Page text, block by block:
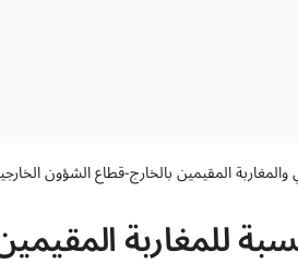
والمغاربة المقيمين بالخارج-قطاع الشؤون
للمغاربة